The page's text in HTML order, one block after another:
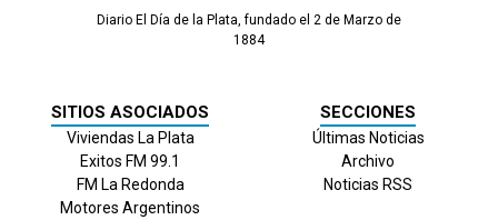
Diario El Día de la Plata, fundado el 2 de Marzo de
1884
SITIOS ASOCIADOS
Viviendas La Plata
Exitos FM 99.1
FM La Redonda
Motores Argentinos
SECCIONES
Últimas Noticias
Archivo
Noticias RSS